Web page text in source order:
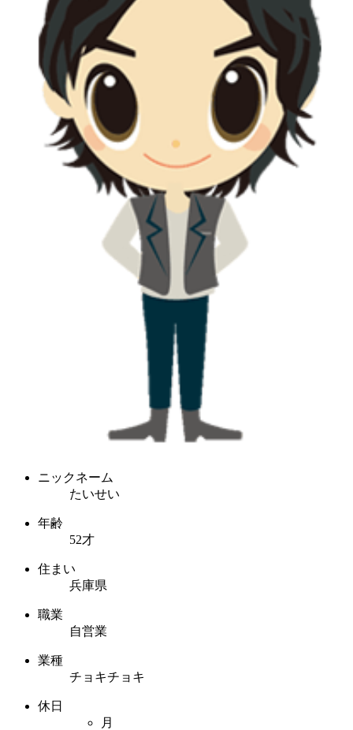
ニックネーム
たいせい
年齢
52才
住まい
兵庫県
職業
自営業
業種
チョキチョキ
休日
月